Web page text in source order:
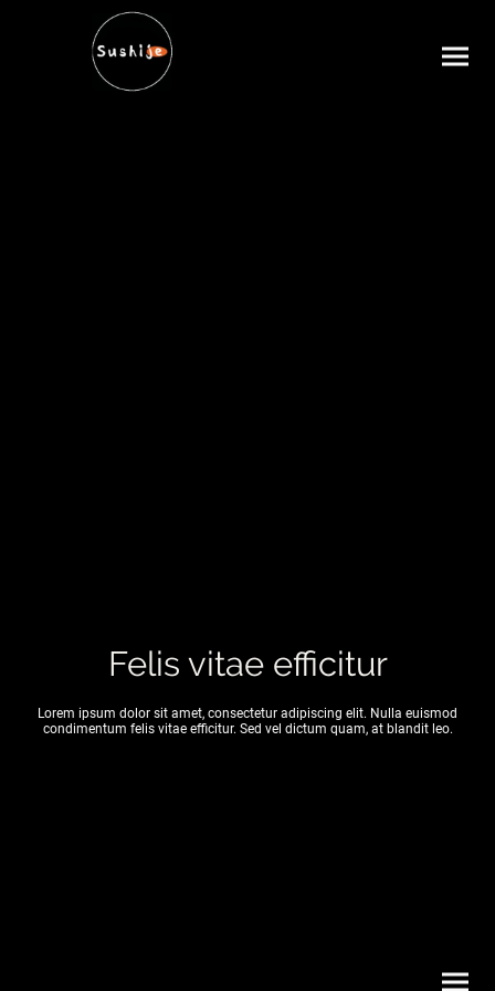
Felis vitae efficitur
Lorem ipsum dolor sit amet, consectetur adipiscing elit. Nulla euismod
condimentum felis vitae efficitur. Sed vel dictum quam, at blandit leo.